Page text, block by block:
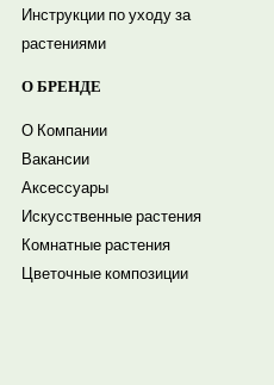
Инструкции по уходу за
растениями
О БРЕНДЕ
О Компании
Вакансии
Аксессуары
Искусственные растения
Комнатные растения
Цветочные композиции